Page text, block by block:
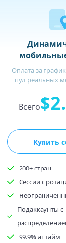
Оплата за
пул реальных
Всего
Купить
200+ стран
Сессии с
Подаккаунты с
99.9% аптайм